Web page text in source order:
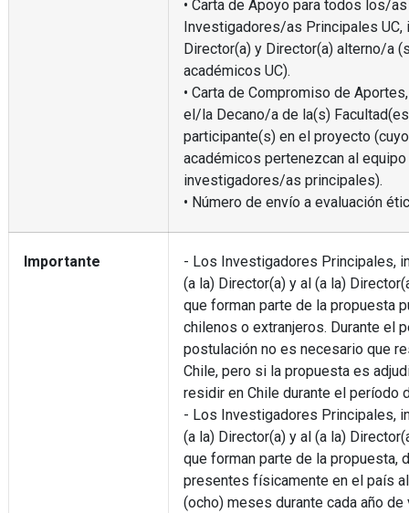
• Carta de Apoyo para todos los/as
Investigadores/as Principales UC,
Director(a) y Director(a) alterno/a
académicos UC).
• Carta de Compromiso de
el/la Decano/a de la(s)
participante(s) en el proyecto
académicos pertenezcan al
investigadores/as principales).
• Número de envío a evaluación
Importante
- Los Investigadores Principales,
(a la) Director(a) y al (a la)
que forman parte de la propuesta
chilenos o extranjeros. Durante el
postulación no es necesario que
Chile, pero si la propuesta es
residir en Chile durante el período
- Los Investigadores Principales,
(a la) Director(a) y al (a la)
que forman parte de la propuesta,
presentes físicamente en el país
(ocho) meses durante cada año de